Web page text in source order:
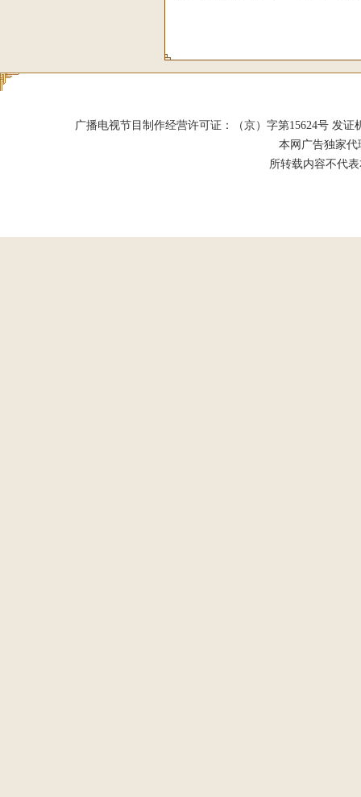
广播电视节目制作经营许可证：（京）字第15624号 发证
本网广告独家
所转载内容不代